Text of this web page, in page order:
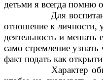
детьми я всегда помню
Для воспитания
отношение к личности,
деятельность и
само стремление
факт подать как
Характер общения